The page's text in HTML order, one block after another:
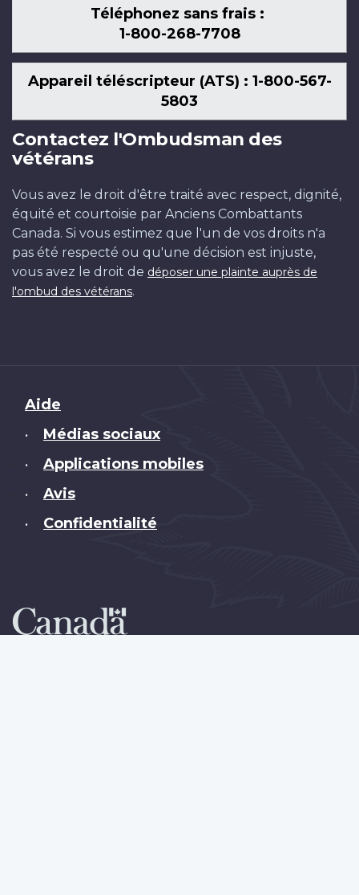
Téléphonez sans frais :
1-800-268-7708
Appareil téléscripteur (ATS) : 1-800-567-
5803
Contactez l'Ombudsman des
vétérans
Vous avez le droit d'être traité avec respect, dignité,
équité et courtoisie par Anciens Combattants
Canada. Si vous estimez que l'un de vos droits n'a
pas été respecté ou qu'une décision est injuste,
vous avez le droit de déposer une plainte auprès de
l'ombud des vétérans.
Brand
Aide
• Médias sociaux
• Applications mobiles
• Avis
• Confidentialité